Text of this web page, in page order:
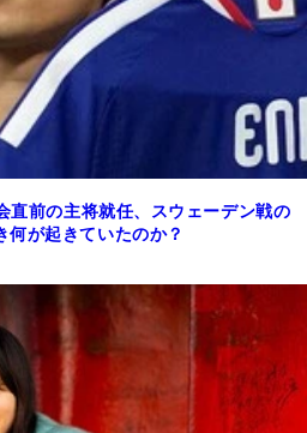
直前の主将就任、スウェーデン戦の
が起きていたのか？